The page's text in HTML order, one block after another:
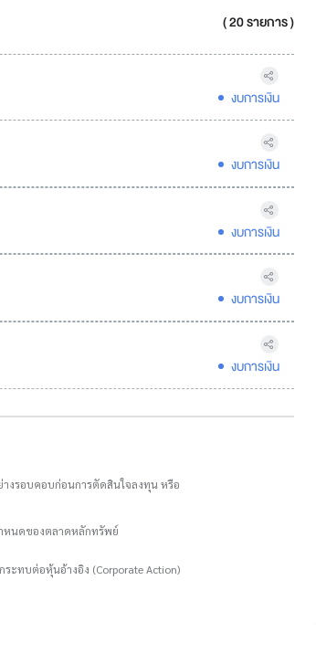
( 20 รายการ )
งบการเงิน
งบการเงิน
งบการเงิน
งบการเงิน
งบการเงิน
างรอบคอบก่อนการตัดสินใจลงทุน หรือ
หนดของตลาดหลักทรัพย์
ระทบต่อหุ้นอ้างอิง (Corporate Action)